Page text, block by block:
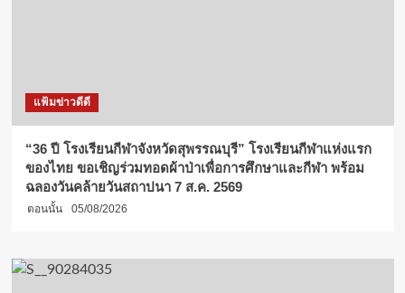
แฟ้มข่าวดีดี
“36 ปี โรงเรียนกีฬาจังหวัดสุพรรณบุรี” โรงเรียนกีฬาแห่งแรก
ของไทย ขอเชิญร่วมทอดผ้าป่าเพื่อการศึกษาและกีฬา พร้อม
ฉลองวันคล้ายวันสถาปนา 7 ส.ค. 2569
ตอนนั้น 05/08/2026